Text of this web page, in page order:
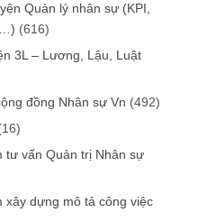
Quản lý nhân sự (KPI,
…) (616)
3L – Lương, Lậu, Luật
đồng Nhân sự Vn (492)
tư vấn Quản trị Nhân sự
xây dựng mô tả công việc